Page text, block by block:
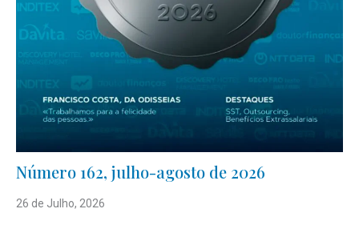
Número 162, julho-agosto de 2026
26 de Julho, 2026